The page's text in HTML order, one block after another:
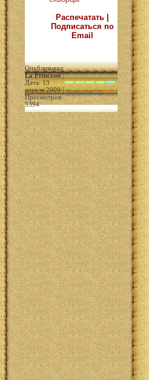
Распечатать |
Подписаться по
Email
Опубликовал:
La Princesse|
Дата: 13
апреля 2009 |
Просмотров:
5394
(голосов: 3)